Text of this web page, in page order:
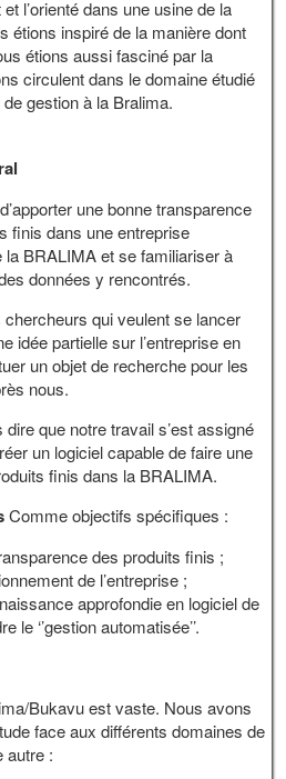
l’orienté dans une usine de la
étions inspiré de la manière dont
étions aussi fasciné par la
circulent dans le domaine étudié
gestion à la Bralima.
une bonne transparence
finis dans une entreprise
BRALIMA et se familiariser à
données y rencontrés.
chercheurs qui veulent se lancer
idée partielle sur l’entreprise en
un objet de recherche pour les
nous.
que notre travail s’est assigné
un logiciel capable de faire une
finis dans la BRALIMA.
Comme objectifs spécifiques :
des produits finis ;
de l’entreprise ;
approfondie en logiciel de
le ‘’gestion automatisée’’.
Bukavu est vaste. Nous avons
face aux différents domaines de
autre :